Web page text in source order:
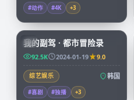
#动作 #4K +3
KR
56:16
我的副驾 · 都市冒险录
92.5K 2024-01-19 9.0
综艺娱乐 韩国
#喜剧 #独播 +3